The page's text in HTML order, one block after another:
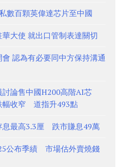
數百顆英偉達芯片至中國
大使 就出口管制表達關切
認為有必要同中方保持溝通
討論售中國H200高階AI芯
收窄 道指升493點
息最高3.3厘 跌市賺息49萬
公布季績 市場估外賣燒錢